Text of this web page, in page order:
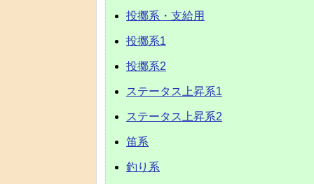
投擲系・支給用
投擲系1
投擲系2
ステータス上昇系1
ステータス上昇系2
笛系
釣り系